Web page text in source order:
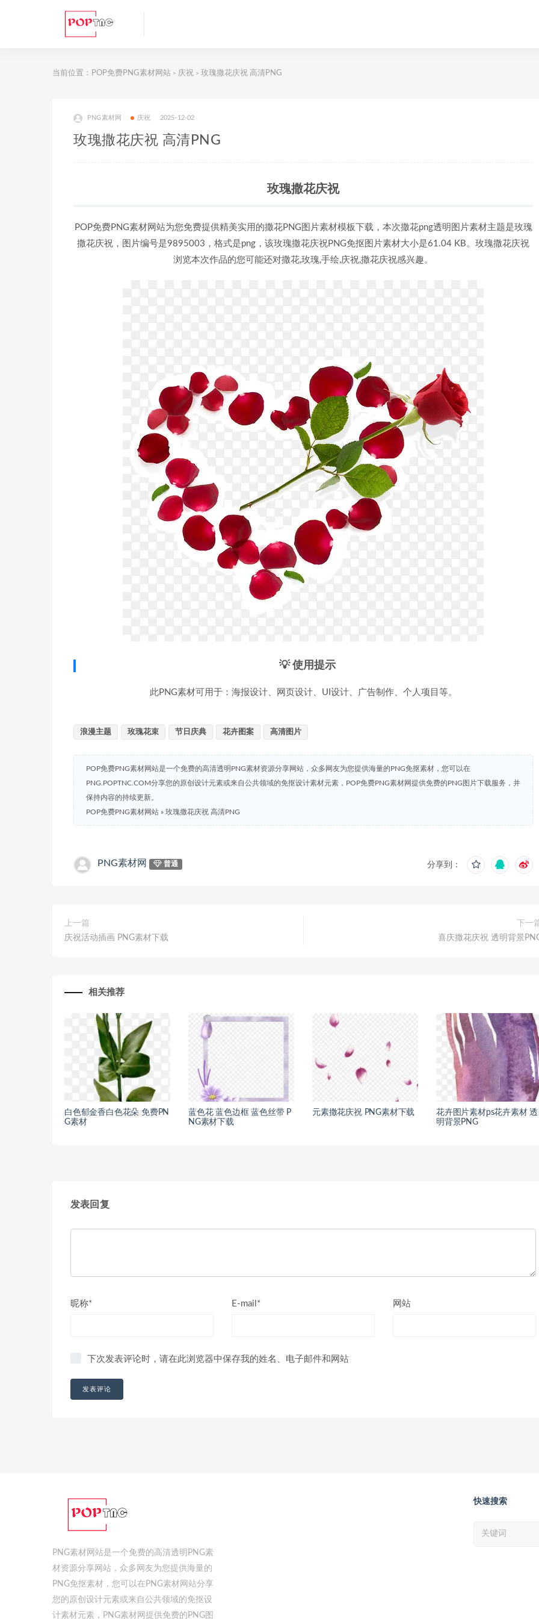
当前位置： POP免费PNG素材网站 > 庆祝 > 玫瑰撒花庆祝 高清PNG
PNG素材网 庆祝 2025-12-02
玫瑰撒花庆祝 高清PNG
玫瑰撒花庆祝
POP免费PNG素材网站为您免费提供精美实用的撒花PNG图片素材模板下载，本次撒花png透明图片素材主题是玫瑰
撒花庆祝，图片编号是9895003，格式是png，该玫瑰撒花庆祝PNG免抠图片素材大小是61.04 KB。玫瑰撒花庆祝
浏览本次作品的您可能还对撒花,玫瑰,手绘,庆祝,撒花庆祝感兴趣。
💡 使用提示
此PNG素材可用于：海报设计、网页设计、UI设计、广告制作、个人项目等。
浪漫主题 玫瑰花束 节日庆典 花卉图案 高清图片
POP免费PNG素材网站是一个免费的高清透明PNG素材资源分享网站，众多网友为您提供海量的PNG免抠素材，您可以在
PNG.POPTNC.COM分享您的原创设计元素或来自公共领域的免抠设计素材元素，POP免费PNG素材网提供免费的PNG图片下载服务，并
保持内容的持续更新。
POP免费PNG素材网站 » 玫瑰撒花庆祝 高清PNG
PNG素材网 普通 分享到：
上一篇
庆祝活动插画 PNG素材下载
下一
喜庆撒花庆祝 透明背景
相关推荐
白色郁金香白色花朵 免费PN
G素材
蓝色花 蓝色边框 蓝色丝带 P
NG素材下载
元素撒花庆祝 PNG素材下载
花卉图片素材ps花卉素材 透
明背景PNG
发表回复
昵称* E-mail* 网站
下次发表评论时，请在此浏览器中保存我的姓名、电子邮件和网站
PNG素材网站是一个免费的高清透明PNG素
材资源分享网站，众多网友为您提供海量的
PNG免抠素材，您可以在PNG素材网站分享
您的原创设计元素或来自公共领域的免抠设
计素材元素，PNG素材网提供免费的PNG图
快速搜索